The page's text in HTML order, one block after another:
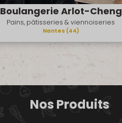
Boulangerie Arlot-Cheng
Pains, pâtisseries & viennoiseries
Nantes (44)
Nos Produits